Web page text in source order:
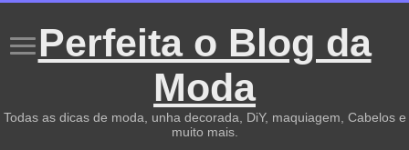
Perfeita o Blog da
Moda
Todas as dicas de moda, unha decorada, DiY, maquiagem, Cabelos e
muito mais.